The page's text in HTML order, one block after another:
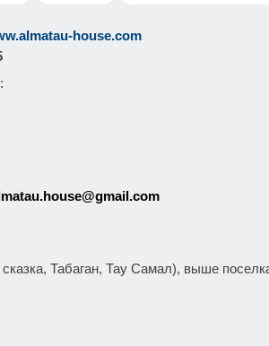
house.com
:
Табаган, Тау Самал), выше